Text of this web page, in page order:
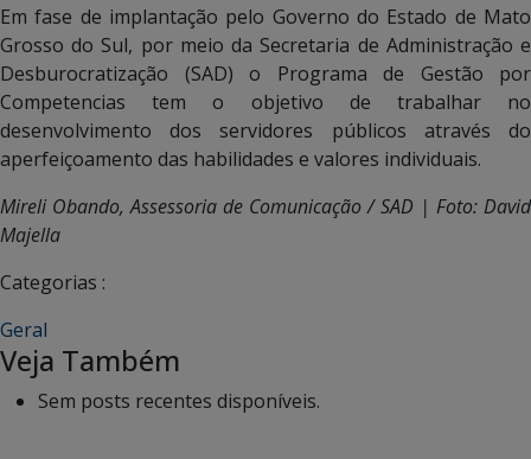
Em fase de implantação pelo Governo do Estado de Mato
Grosso do Sul, por meio da Secretaria de Administração e
Desburocratização (SAD) o Programa de Gestão por
Competencias tem o objetivo de trabalhar no
desenvolvimento dos servidores públicos através do
aperfeiçoamento das habilidades e valores individuais.
Mireli Obando, Assessoria de Comunicação / SAD | Foto: David
Majella
Categorias :
Geral
Veja Também
Sem posts recentes disponíveis.